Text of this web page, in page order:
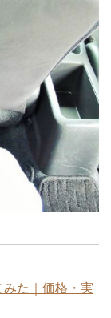
みた｜価格・実